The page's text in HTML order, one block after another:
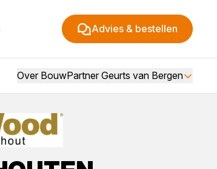
Advies & bestellen
Over BouwPartner Geurts van Bergen